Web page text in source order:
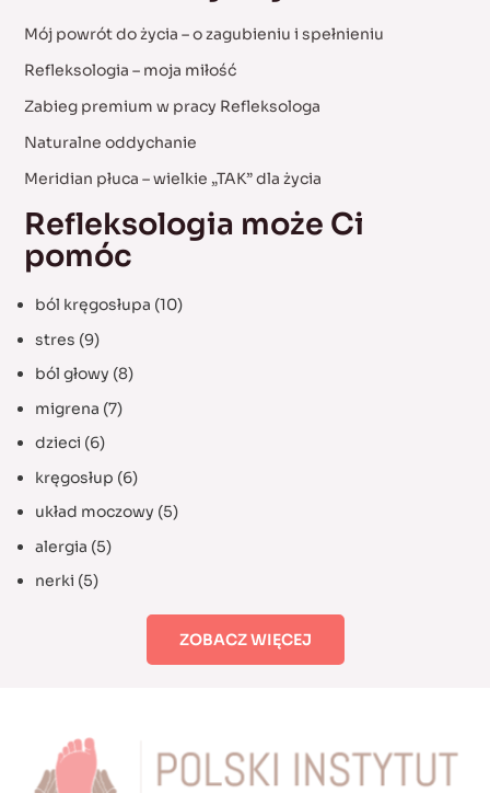
c
o
r
:
Mój powrót do życia – o zagubieniu i spełnieniu
Refleksologia – moja miłość
Zabieg premium w pracy Refleksologa
Naturalne oddychanie
Meridian płuca – wielkie „TAK” dla życia
Refleksologia może Ci
pomóc
ból kręgosłupa (10)
stres (9)
ból głowy (8)
migrena (7)
dzieci (6)
kręgosłup (6)
układ moczowy (5)
alergia (5)
nerki (5)
ZOBACZ WIĘCEJ